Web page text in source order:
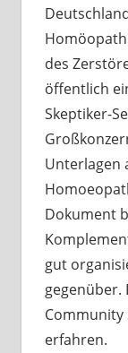
des
öffentlich
Skeptiker-
Unterlagen
Dokument
gut
gegenüber.
Community
erfahren.